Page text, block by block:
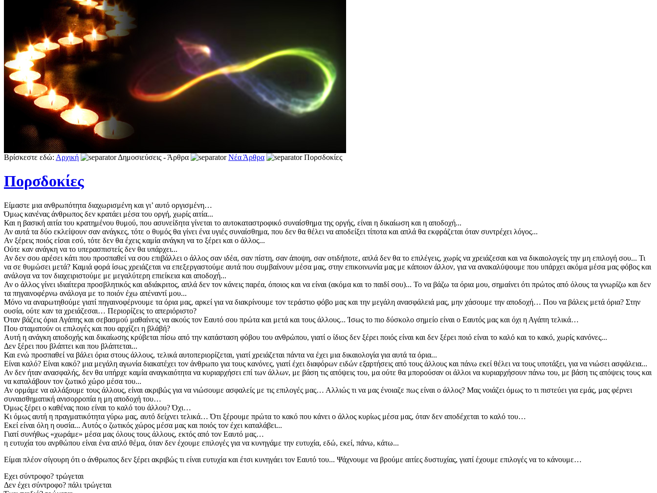
Βρίσκεστε εδώ: Αρχική Δημοσιεύσεις - Άρθρα Νέα Άρθρα Πορσδοκίες
Πορσδοκίες
Είμαστε μια ανθρωπότητα διαχωρισμένη και γι’ αυτό οργισμένη…
Όμως κανένας άνθρωπος δεν κρατάει μέσα του οργή, χωρίς αιτία...
Και η βασική αιτία του κρατημένου θυμού, που ασυνείδητα γίνεται το αυτοκαταστροφικό συναίσθημα της οργής, είναι η δικαίωση και η αποδοχή...
Αν αυτά τα δύο εκλείψουν σαν ανάγκες, τότε ο θυμός θα γίνει ένα υγιές συναίσθημα, που δεν θα θέλει να αποδείξει τίποτα και απλά θα εκφράζεται όταν συντρέχει λόγος...
Αν ξέρεις ποιός είσαι εσύ, τότε δεν θα έχεις καμία ανάγκη να το ξέρει και ο άλλος...
Ούτε καν ανάγκη να το υπερασπιστείς δεν θα υπάρχει...
Αν δεν σου αρέσει κάτι που προσπαθεί να σου επιβάλλει ο άλλος σαν ιδέα, σαν πίστη, σαν άποψη, σαν οτιδήποτε, απλά δεν θα το επιλέγεις, χωρίς να χρειάζεσαι και να δικαιολογείς την μη επιλογή σου... Τι
να σε θυμώσει μετά? Καμιά φορά ίσως χρειάζεται να επεξεργαστούμε αυτά που συμβαίνουν μέσα μας, στην επικοινωνία μας με κάποιον άλλον, για να ανακαλύψουμε που υπάρχει ακόμα μέσα μας φόβος και
ανάλογα να τον διαχειριστούμε με μεγαλύτερη επιείκεια και αποδοχή...
Αν ο άλλος γίνει ιδιαίτερα προσβλητικός και αδιάκριτος, απλά δεν τον κάνεις παρέα, όποιος και να είναι (ακόμα και το παιδί σου)... Το να βάζω τα όρια μου, σημαίνει ότι πρώτος από όλους τα γνωρίζω και δεν
τα πηγαινοφέρνω ανάλογα με το ποιόν έχω απέναντί μου...
Μόνο να αναρωτηθούμε γιατί πηγαινοφέρνουμε τα όρια μας, αρκεί για να διακρίνουμε τον τεράστιο φόβο μας και την μεγάλη ανασφάλειά μας, μην χάσουμε την αποδοχή… Που να βάλεις μετά όρια? Στην
ουσία, ούτε καν τα χρειάζεσαι… Περιορίζεις το απεριόριστο?
Όταν βάζεις όρια Αγάπης και σεβασμού μαθαίνεις να ακούς τον Εαυτό σου πρώτα και μετά και τους άλλους... Ίσως το πιο δύσκολο σημείο είναι ο Εαυτός μας και όχι η Αγάπη τελικά…
Που σταματούν οι επιλογές και που αρχίζει η βλάβή?
Αυτή η ανάγκη αποδοχής και δικαίωσης κρύβεται πίσω από την κατάσταση φόβου του ανθρώπου, γιατί ο ίδιος δεν ξέρει ποιός είναι και δεν ξέρει ποιό είναι το καλό και το κακό, χωρίς κανόνες...
Δεν ξέρει που βλάπτει και που βλάπτεται...
Και ενώ προσπαθεί να βάλει όρια στους άλλους, τελικά αυτοπεριορίζεται, γιατί χρειάζεται πάντα να έχει μια δικαιολογία για αυτά τα όρια...
Είναι καλό? Είναι κακό? μια μεγάλη αγωνία διακατέχει τον άνθρωπο για τους κανόνες, γιατί έχει διαφόρων ειδών εξαρτήσεις από τους άλλους και πάνω εκεί θέλει να τους υποτάξει, για να νιώσει ασφάλεια...
Αν δεν ήταν ανασφαλής, δεν θα υπήρχε καμία αναγκαιότητα να κυριαρχήσει επί των άλλων, με βάση τις απόψεις του, μα ούτε θα μπορούσαν οι άλλοι να κυριαρχήσουν πάνω του, με βάση τις απόψεις τους και
να καταλάβουν τον ζωτικό χώρο μέσα του...
Αν ορμάμε να αλλάξουμε τους άλλους, είναι ακριβώς για να νιώσουμε ασφαλείς με τις επιλογές μας… Αλλιώς τι να μας ένοιαζε πως είναι ο άλλος? Μας νοιάζει όμως το τι πιστεύει για εμάς, μας φέρνει
συναισθηματική ανισορροπία η μη αποδοχή του…
Όμως ξέρει ο καθένας ποιο είναι το καλό του άλλου? Όχι…
Κι όμως αυτή η πραγματικότητα γύρω μας, αυτό δείχνει τελικά… Ότι ξέρουμε πρώτα το κακό που κάνει ο άλλος κυρίως μέσα μας, όταν δεν αποδέχεται το καλό του…
Εκεί είναι όλη η ουσία... Αυτός ο ζωτικός χώρος μέσα μας και ποιός τον έχει καταλάβει...
Γιατί συνήθως «χωράμε» μέσα μας όλους τους άλλους, εκτός από τον Εαυτό μας…
η ευτυχία του ανρθώπου είναι ένα απλό θέμα, όταν δεν έχουμε επιλογές για να κυνηγάμε την ευτυχία, εδώ, εκεί, πάνω, κάτω...
Είμαι πλέον σίγουρη ότι ο άνθρωπος δεν ξέρει ακριβώς τι είναι ευτυχία και έτσι κυνηγάει τον Εαυτό του... Ψάχνουμε να βρούμε αιτίες δυστυχίας, γιατί έχουμε επιλογές να το κάνουμε…
Εχει σύντροφο? τρώγεται
Δεν έχει σύντροφο? πάλι τρώγεται